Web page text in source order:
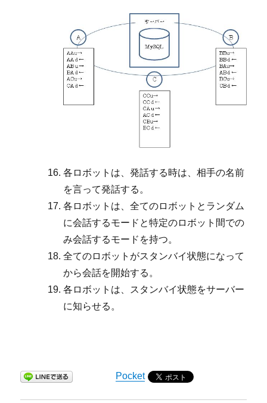
各ロボットは、発話する時は、相手の名前
を言って発話する。
各ロボットは、全てのロボットとランダム
に会話するモードと特定のロボット間での
み会話するモードを持つ。
全てのロボットがスタンバイ状態になって
から会話を開始する。
各ロボットは、スタンバイ状態をサーバー
に知らせる。
Pocket